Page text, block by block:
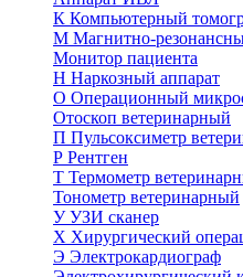
К Компьютерный
М Магнитно-
Монитор пациента
Н Наркозный аппарат
О Операционный
Отоскоп ветеринарный
П Пульсоксиметр
Р Рентген
Т Термометр
Тонометр ветеринарный
УУЗИ сканер
Х Хирургический
Э Электрокардиограф